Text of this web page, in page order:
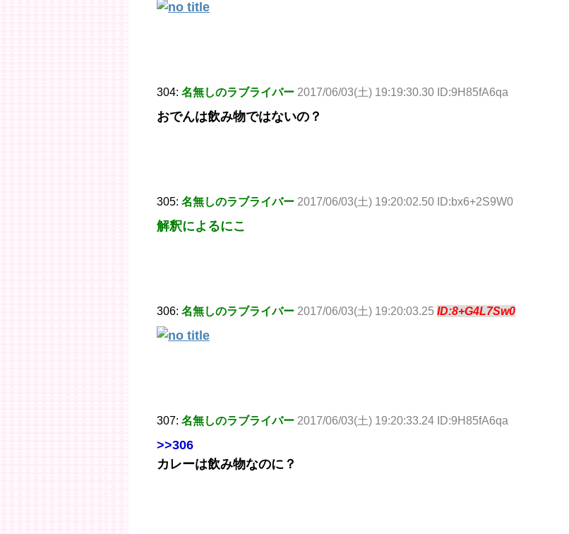
304: 名無しのラブライバー 2017/06/03(土) 19:19:30.30 ID:9H85fA6qa
おでんは飲み物ではないの？
305: 名無しのラブライバー 2017/06/03(土) 19:20:02.50 ID:bx6+2S9W0
解釈によるにこ
306: 名無しのラブライバー 2017/06/03(土) 19:20:03.25 ID:8+G4L7Sw0
307: 名無しのラブライバー 2017/06/03(土) 19:20:33.24 ID:9H85fA6qa
>>306
カレーは飲み物なのに？